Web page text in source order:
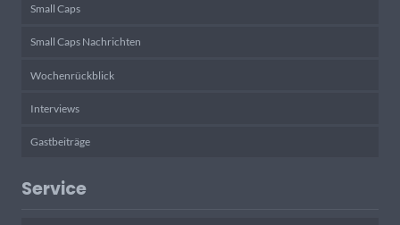
Small Caps
Small Caps Nachrichten
Wochenrückblick
Interviews
Gastbeiträge
Service